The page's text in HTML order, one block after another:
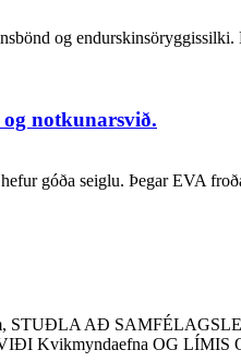
og
notkunarsvið.
góða seiglu. Þegar EVA
AÐ
Kvikmyndaefna OG